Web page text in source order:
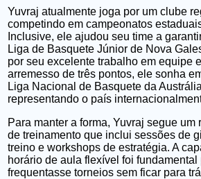
Yuvraj atualmente joga por um clube
competindo em campeonatos
Inclusive, ele ajudou seu time a
Liga de Basquete Júnior de Nova
por seu excelente trabalho em equipe
arremesso de três pontos, ele sonha
Liga Nacional de Basquete da
representando o país
Para manter a forma, Yuvraj segue um
de treinamento que inclui sessões de
treino e workshops de estratégia. A
horário de aula flexível foi
frequentasse torneios sem ficar para